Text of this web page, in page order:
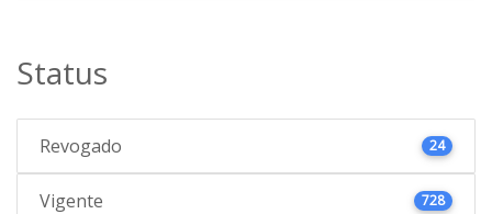
Status
Revogado 24
Vigente 728